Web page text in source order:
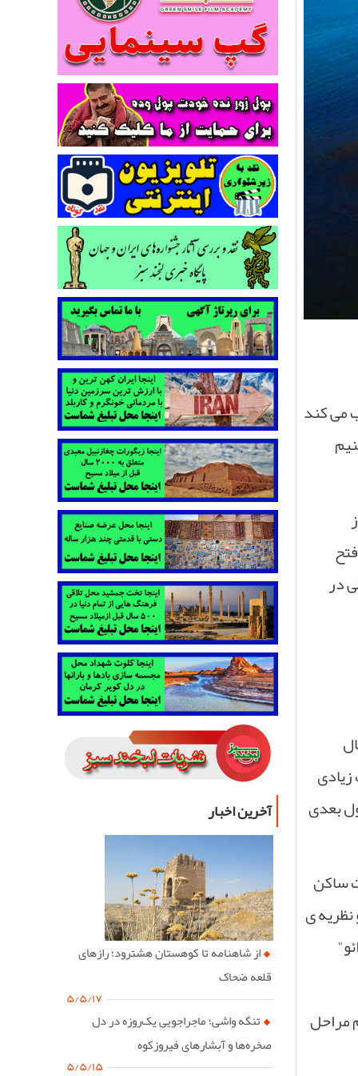
می کند
در
بعدی
ساکن
ی
مراحل
آخرین اخبار
از شاهنامه تا کوهستان هشترود؛ رازهای
قلعه ضحاک
۵/۵/۱۷
تنگه واشی؛ ماجراجویی یک‌روزه در دل
صخره‌ها و آبشارهای فیروزکوه
۵/۵/۱۵